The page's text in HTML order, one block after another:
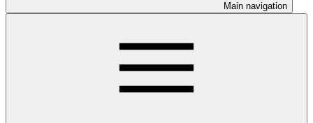
Main navigation